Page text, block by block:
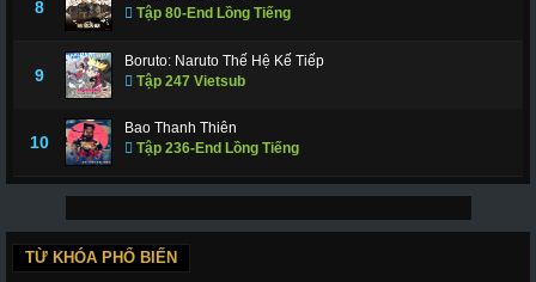
8
Tập 80-End Lồng Tiếng
9
Boruto: Naruto Thế Hệ Kế Tiếp
Tập 247 Vietsub
10
Bao Thanh Thiên
Tập 236-End Lồng Tiếng
TỪ KHÓA PHỔ BIẾN